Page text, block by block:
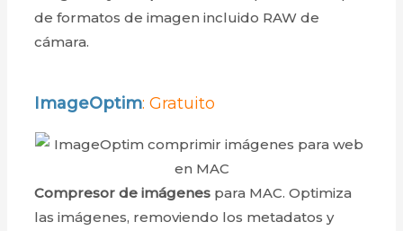
de formatos de imagen incluido RAW de
cámara.
ImageOptim: Gratuito
Compresor de imágenes para MAC. Optimiza
las imágenes, removiendo los metadatos y